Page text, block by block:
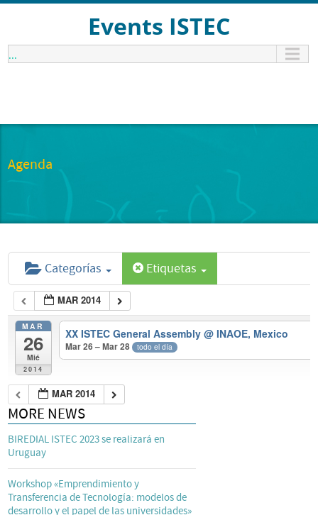
Events ISTEC
...
Agenda
Categorías Etiquetas
MAR 2014
MAR
26
Mié
2014
XX ISTEC General Assembly @ INAOE, Mexico
Mar 26 – Mar 28 todo el día
MAR 2014
MORE NEWS
BIREDIAL ISTEC 2023 se realizará en
Uruguay
Workshop «Emprendimiento y
Transferencia de Tecnología: modelos de
desarrollo y el papel de las universidades»